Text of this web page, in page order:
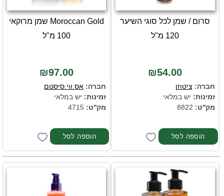
סרום / שמן לכל סוגי השיער
120 מ"ל
₪54.00
חברה: ציטוזן
זמינות: יש במלאי
מק''ט:
Moroccan Gold שמן מרוקאי
100 מ"ל
₪97.00
חברה: אס.ווי.סיסטם
זמינות: יש במלאי
מק''ט: